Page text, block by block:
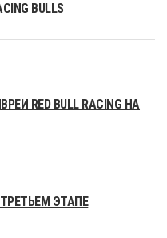
BULLS
RED BULL RACING НА
ЭТАПЕ